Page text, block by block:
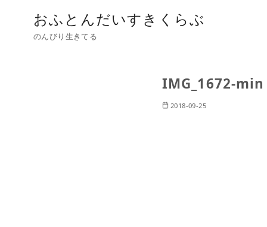
おふとんだいすきくらぶ
のんびり生きてる
IMG_1672-min
2018-09-25